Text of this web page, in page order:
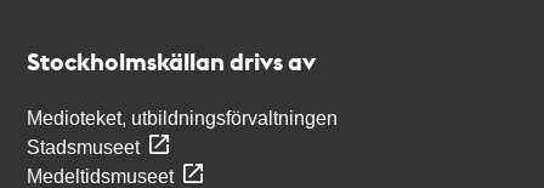
Stockholmskällan drivs av
Medioteket, utbildningsförvaltningen
Stadsmuseet
Medeltidsmuseet